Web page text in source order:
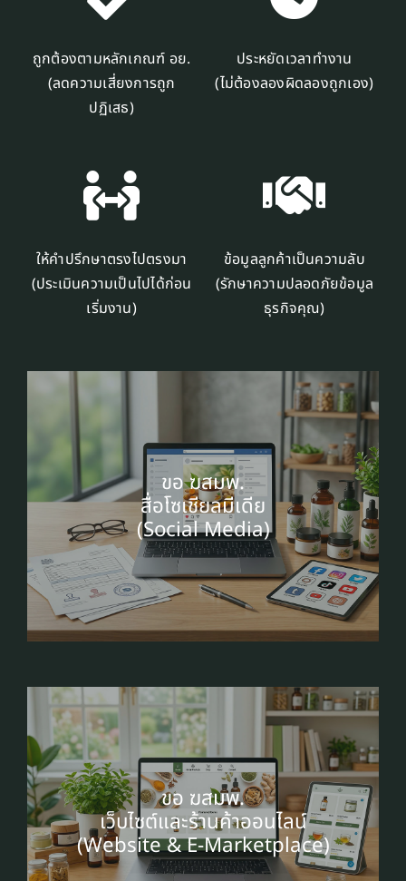
ถูกต้องตามหลักเกณฑ์ อย.
(ลดความเสี่ยงการถูก
ปฏิเสธ)
ประหยัดเวลาทำงาน
(ไม่ต้องลองผิดลองถูกเอง)
ให้คำปรึกษาตรงไปตรงมา
(ประเมินความเป็นไปได้ก่อน
เริ่มงาน)
ข้อมูลลูกค้าเป็นความลับ
(รักษาความปลอดภัยข้อมูล
ธุรกิจคุณ)
ขอ ฆสมพ.
สื่อโซเชียลมีเดีย
(Social Media)
ขอ ฆสมพ.
เว็บไซต์และร้านค้าออนไลน์
(Website & E-Marketplace)